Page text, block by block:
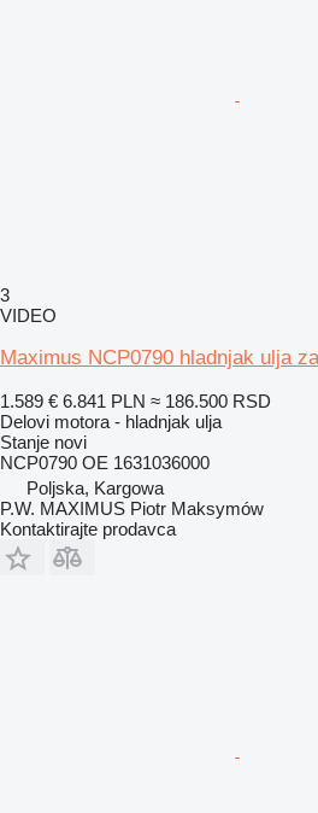
3
VIDEO
Maximus NCP0790 hladnjak ulja
1.589 € 6.841 PLN ≈ 186.500 RSD
Delovi motora - hladnjak ulja
Stanje novi
NCP0790 OE 1631036000
Poljska, Kargowa
P.W. MAXIMUS Piotr Maksymów
Kontaktirajte prodavca